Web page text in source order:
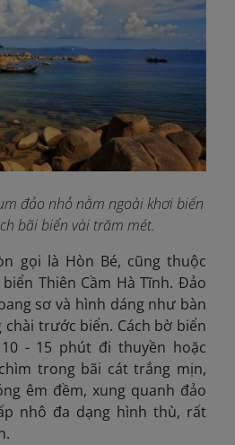
đảo nhỏ nằm ngoài khơi biển
bãi biển vài trăm mét.
gọi là Hòn Bé, cũng thuộc
Thiên Cầm Hà Tĩnh. Đảo
sơ và hình dáng như bàn
chài trước biển. Cách bờ biển
- 15 phút đi thuyền hoặc
trong bãi cát trắng mịn,
êm đềm, xung quanh đảo
nhô đa dạng hình thù, rất